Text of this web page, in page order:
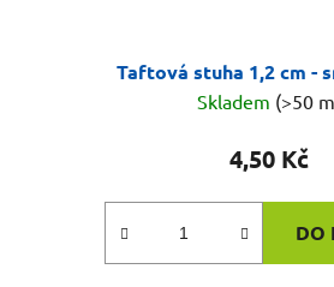
Taftová stuha 1,2 cm -
Skladem (>50
4,50 Kč
DO